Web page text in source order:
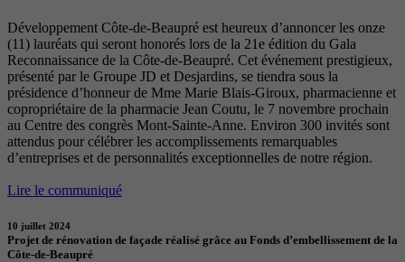
Développement Côte-de-Beaupré est heureux d’annoncer les onze
(11) lauréats qui seront honorés lors de la 21e édition du Gala
Reconnaissance de la Côte-de-Beaupré. Cet événement prestigieux,
présenté par le Groupe JD et Desjardins, se tiendra sous la
présidence d’honneur de Mme Marie Blais-Giroux, pharmacienne et
copropriétaire de la pharmacie Jean Coutu, le 7 novembre prochain
au Centre des congrès Mont-Sainte-Anne. Environ 300 invités sont
attendus pour célébrer les accomplissements remarquables
d’entreprises et de personnalités exceptionnelles de notre région.
Lire le communiqué
10 juillet 2024
Projet de rénovation de façade réalisé grâce au Fonds d’embellissement de la
Côte-de-Beaupré